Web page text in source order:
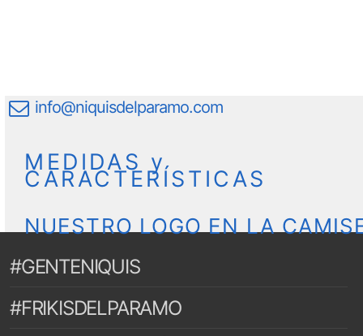
info@niquisdelparamo.com
MEDIDAS y
CARACTERÍSTICAS
NUESTRO LOGO EN LA
#GENTENIQUIS
#FRIKISDELPARAMO